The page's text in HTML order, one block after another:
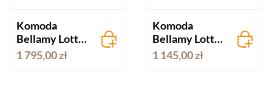
Komoda
Bellamy Lotta
latte I duża
1 795,00 zł
Komoda
Bellamy Lotta
latte 3-
szuflady
1 145,00 zł